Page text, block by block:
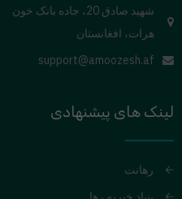
شهید صادق 20، جاده بانک خون
هرات، افغانستان
support@amoozesh.af
لینک های پیشنهادی
رهانت